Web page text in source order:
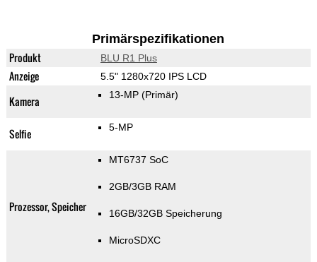
Primärspezifikationen
Produkt BLU R1 Plus
Anzeige 5.5" 1280x720 IPS LCD
Kamera 13-MP (Primär)
Selfie 5-MP
Prozessor, Speicher
MT6737 SoC
2GB/3GB RAM
16GB/32GB Speicherung
MicroSDXC